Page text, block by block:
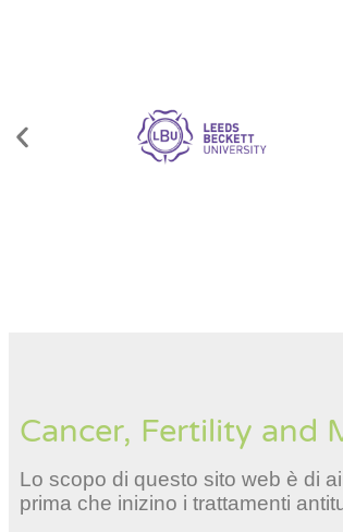
Cancer, Fertility and
Lo scopo di questo sito web è di
prima che inizino i trattamenti